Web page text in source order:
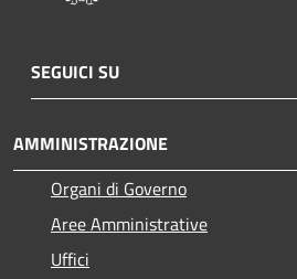
SEGUICI SU
AMMINISTRAZIONE
Organi di Governo
Aree Amministrative
Uffici